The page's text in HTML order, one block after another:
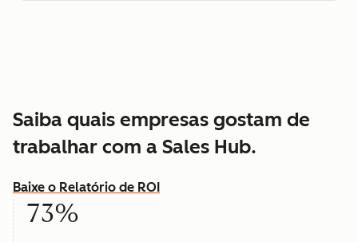
Saiba quais empresas gostam de
trabalhar com a Sales Hub.
Baixe o Relatório de ROI
73%